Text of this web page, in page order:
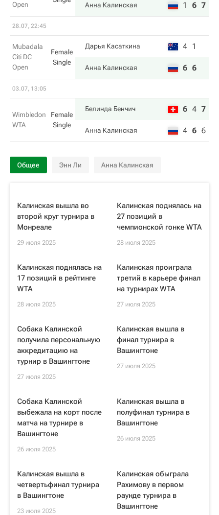
Open Анна Калинская 1 6 7
28.07, 22:45
Mubadala
Citi DC
Open
Female
Single
Дарья Касаткина 4 1
Анна Калинская 6 6
03.07, 13:05
Wimbledon
WTA
Female
Single
Белинда Бенчич 6 4 7
Анна Калинская 4 6 6
Общее Энн Ли Анна Калинская
Калинская вышла во
второй круг турнира в
Монреале
29 июля 2025
Калинская поднялась на
27 позиций в
чемпионской гонке WTA
28 июля 2025
Калинская поднялась на
17 позиций в рейтинге
WTA
28 июля 2025
Калинская проиграла
третий в карьере финал
на турнирах WTA
27 июля 2025
Собака Калинской
получила персональную
аккредитацию на
турнир в Вашингтоне
27 июля 2025
Калинская вышла в
финал турнира в
Вашингтоне
27 июля 2025
Собака Калинской
выбежала на корт после
матча на турнире в
Вашингтоне
26 июля 2025
Калинская вышла в
полуфинал турнира в
Вашингтоне
26 июля 2025
Калинская вышла в
четвертьфинал турнира
в Вашингтоне
23 июля 2025
Калинская обыграла
Рахимову в первом
раунде турнира в
Вашингтоне